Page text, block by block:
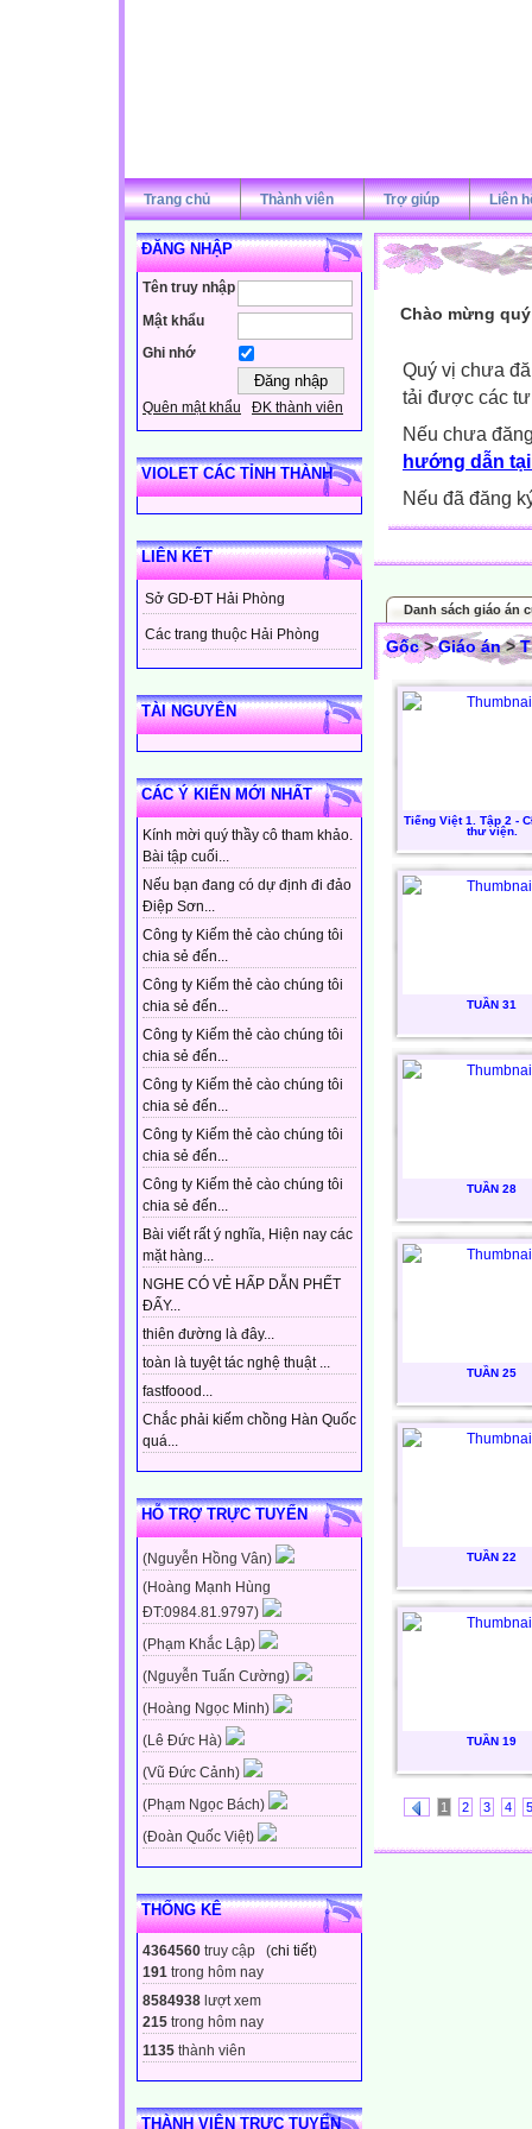
Trang chủ Thành viên Trợ giúp Liên
ĐĂNG NHẬP
Tên truy nhập
Mật khẩu
Ghi nhớ
Quên mật khẩu ĐK thành viên
VIOLET CÁC TỈNH THÀNH
LIÊN KẾT
Sở GD-ĐT Hải Phòng
Các trang thuộc Hải Phòng
TÀI NGUYÊN
CÁC Ý KIẾN MỚI NHẤT
Kính mời quý thầy cô tham khảo.
Bài tập cuối...
Nếu bạn đang có dự định đi đảo
Điệp Sơn...
Công ty Kiếm thẻ cào chúng tôi
chia sẻ đến...
Công ty Kiếm thẻ cào chúng tôi
chia sẻ đến...
Công ty Kiếm thẻ cào chúng tôi
chia sẻ đến...
Công ty Kiếm thẻ cào chúng tôi
chia sẻ đến...
Công ty Kiếm thẻ cào chúng tôi
chia sẻ đến...
Công ty Kiếm thẻ cào chúng tôi
chia sẻ đến...
Bài viết rất ý nghĩa, Hiện nay các
mặt hàng...
NGHE CÓ VẺ HẤP DẪN PHẾT
ĐẤY...
thiên đường là đây...
toàn là tuyệt tác nghệ thuật ...
fastfoood...
Chắc phải kiếm chồng Hàn Quốc
quá...
HỖ TRỢ TRỰC TUYẾN
(Nguyễn Hồng Vân)
(Hoàng Mạnh Hùng
ĐT:0984.81.9797)
(Phạm Khắc Lập)
(Nguyễn Tuấn Cường)
(Hoàng Ngọc Minh)
(Lê Đức Hà)
(Vũ Đức Cảnh)
(Phạm Ngọc Bách)
(Đoàn Quốc Việt)
THỐNG KÊ
4364560 truy cập (chi tiết)
191 trong hôm nay
8584938 lượt xem
215 trong hôm nay
1135 thành viên
THÀNH VIÊN TRỰC TUYẾN
Chào mừng
Quý vị chưa
tải được các
Nếu chưa
hướng dẫn
Nếu đã đăng
Danh sách giáo án
Gốc>Giáo án>
Tiếng Việt 1. Tập 2 -
thư viện.
TUẦN 31
TUẦN 28
TUẦN 25
TUẦN 22
TUẦN 19
1 2 3 4 5